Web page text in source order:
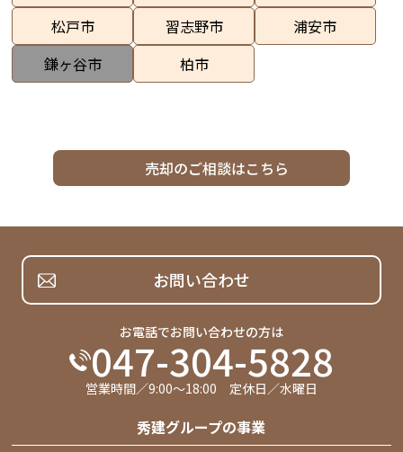
松戸市
習志野市
浦安市
鎌ヶ谷市
柏市
売却のご相談はこちら
お問い合わせ
お電話でお問い合わせの方は
047-304-5828
営業時間／9:00～18:00 定休日／水曜日
秀建グループの事業